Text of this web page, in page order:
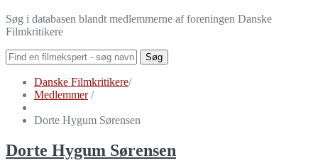
Søg i databasen blandt medlemmerne af foreningen Danske
Filmkritikere
Danske Filmkritikere/
Medlemmer /
Dorte Hygum Sørensen
Dorte Hygum Sørensen